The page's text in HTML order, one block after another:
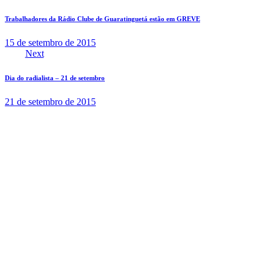
Trabalhadores da Rádio Clube de Guaratinguetá estão em GREVE
15 de setembro de 2015
Next
Dia do radialista – 21 de setembro
21 de setembro de 2015